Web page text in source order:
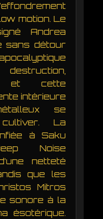
motion. Le
Andrea
sans détour
et cette
intérieure
se
La
à Saku
Noise
netteté
que les
Mitros
sonore à la
ésotérique.